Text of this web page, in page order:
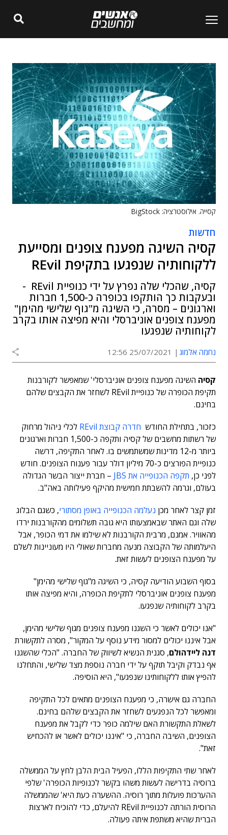
קסייה. אילוסטרציה: BigStock
חדשות
קסיה השיגה מפענח צופנים ומסייעת
ללקוחותיה שנפגעו בתקיפת REvil
קסיה, שהכלי שלה נפרץ על ידי כנופיית REvil -
ובעקבות כך הותקפו בכופרה כ-1,500 חברות
וארגונים – מסרה, כי השיגה מ"גוף שלישי מהימן"
מפענח צופנים אוניברסלי והיא מפיצה אותו בקרב
לקוחותיה שנפגעו
נחמה אלמוג 25/07/2021 12:56
קסיה השיגה מפענח צופנים אוניברסלי' שמאפשר לקורבנות
תקיפת הכופרה של כנופיית REvil לשחזר את הקבצים שלהם
בחינם.
כזכור, בתחילת החודש חדרה קבוצת REvil
לכלי ניהול מרחוק
של רשתות מחשבים של קסיה ותקפה כ-1,500 חברות וארגונים
ביותר מ-12 מדינות שמשתמשים בו. לאחר התקיפה, דרשה
כנופיית הפורצים כ-70 מיליון דולר עבור פענוח הצופנים. חודש
לפני כן, תקפה הכנופייה את JBS
– חברת ייצור הבשר הגדולה
בעולם, וגרמה להשבתת חמישית מהיקף פעילותה באה"ב.
זמן קצר לאחר מכן נעלמה הכנופייה באופן מסתורי, כשגם הבלוג
שלה וגם האתר שבאמצעותו היא גובה תשלומים מהקורבנות ירדו
מהאוויר. אמנם, מרבית הקורבנות לא שילמו את דמי הכופר, אבל
היעלמותה של הקבוצה מנעה מחברות שאולי היו מעוניינות לשלם
על מפענח הצופנים לעשות זאת.
בסוף השבוע הודיעה קסיה, כי השיגה מ"גוף שלישי מהימן"
מפענח צופנים אוניברסלי לתקיפת הכופרה, והיא מפיצה אותו
בקרב לקוחותיה שנפגעו.
"אנו יכולים לאשר כי השגנו מפענח צופנים מגוף שלישי מהימן,
אבל איננו יכולים למסור מידע נוסף על המקור", מסרה לתקשורת
דנה ליידהולם, סגנית הנשיא לשיווק של החברה. "הכלי שהשגנו
אף נבדק וקיבל תוקף על ידי חברה נוספת מצד שלישי, והתחלנו
להפיץ אותו ללקוחותינו שנפגעו", היא הוסיפה.
החברה גם אישרה, כי מפענח הצופנים מתאים לכל התקיפה
ומאפשר לכל הנפגעים לשחזר את הקבצים שלהם בחינם.
לשאלת התקשורת האם שילמה כופר כדי לקבל את מפענח
הצופנים, השיבה החברה, כי "איננו יכולים לאשר או להכחיש
זאת".
לאחר שתי התקיפות הללו, הפעיל הבית הלבן לחץ על הממשלה
ברוסיה בדרישה לעשות משהו בקשר לכנופיות הכופרה' שלפי
ההערכות פועלות מתוך רוסיה. ההשערה כעת היא' שהממשלה
הרוסית הורתה לכנופיית REvil להיעלם, כדי להוכיח לארצות
הברית שהיא משתפת איתה פעולה.